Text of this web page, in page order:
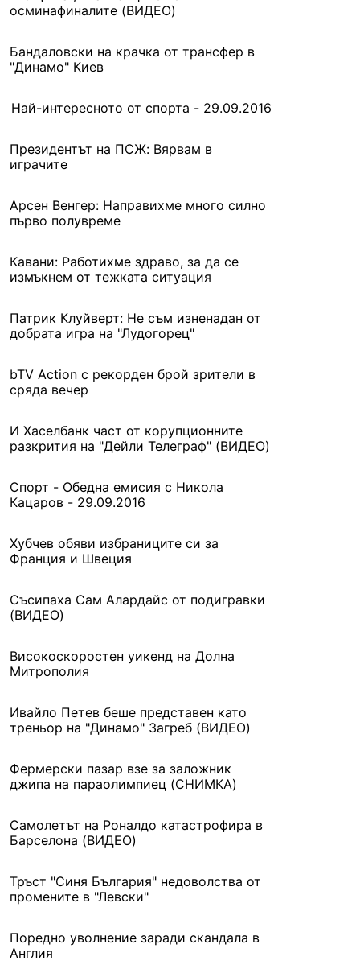
осминафиналите (ВИДЕО)
Бандаловски на крачка от трансфер в
"Динамо" Киев
Най-интересното от спорта - 29.09.2016
Президентът на ПСЖ: Вярвам в
играчите
Арсен Венгер: Направихме много силно
първо полувреме
Кавани: Работихме здраво, за да се
измъкнем от тежката ситуация
Патрик Клуйверт: Не съм изненадан от
добрата игра на "Лудогорец"
bTV Action с рекорден брой зрители в
сряда вечер
И Хаселбанк част от корупционните
разкрития на "Дейли Телеграф" (ВИДЕО)
Спорт - Обедна емисия с Никола
Кацаров - 29.09.2016
Хубчев обяви избраниците си за
Франция и Швеция
Съсипаха Сам Алардайс от подигравки
(ВИДЕО)
Високоскоростен уикенд на Долна
Митрополия
Ивайло Петев беше представен като
треньор на "Динамо" Загреб (ВИДЕО)
Фермерски пазар взе за заложник
джипа на параолимпиец (СНИМКА)
Самолетът на Роналдо катастрофира в
Барселона (ВИДЕО)
Тръст "Синя България" недоволства от
промените в "Левски"
Поредно уволнение заради скандала в
Англия